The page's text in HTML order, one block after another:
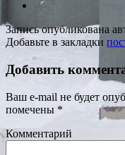
Запись опубликована
Добавьте в закладки
Добавить
Ваш e-mail не будет
помечены *
Комментарий